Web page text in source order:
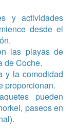
y actividades
desde el
las playas de
de Coche.
y la comodidad
proporcionan.
pueden
paseos en